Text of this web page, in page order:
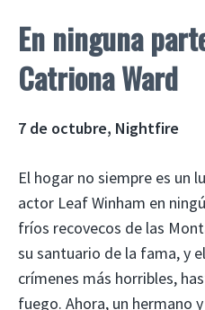
En ninguna
Catriona Ward
7 de octubre, Nightfire
El hogar no siempre es un
actor Leaf Winham en
fríos recovecos de las
su santuario de la fama, y
crímenes más horribles,
fuego. Ahora, un hermano